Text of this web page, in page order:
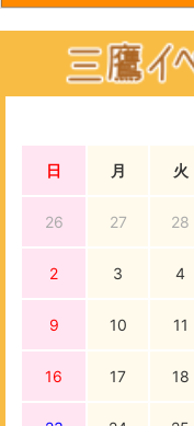
日 月 火
26 27 28
2 3 4
9 10 11
16 17 18